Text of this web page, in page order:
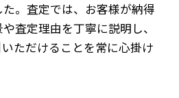
。査定では、お客様が納得
査定理由を丁寧に説明し、
ただけることを常に心掛け